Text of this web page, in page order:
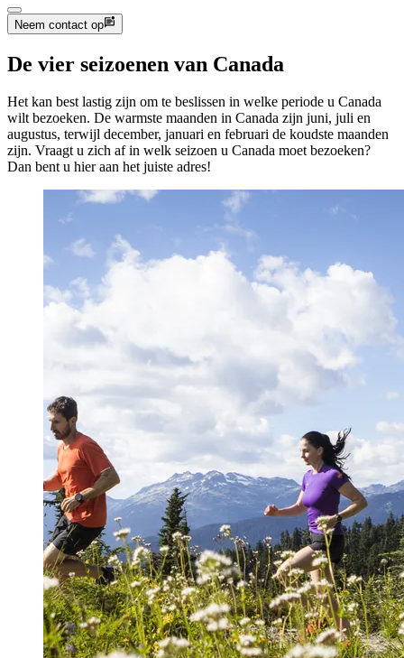
Neem contact op
De vier seizoenen van Canada
Het kan best lastig zijn om te beslissen in welke periode u Canada
wilt bezoeken. De warmste maanden in Canada zijn juni, juli en
augustus, terwijl december, januari en februari de koudste maanden
zijn. Vraagt u zich af in welk seizoen u Canada moet bezoeken?
Dan bent u hier aan het juiste adres!